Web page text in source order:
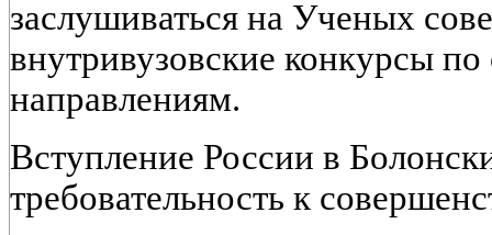
заслушиваться на Ученых
внутривузовские конкурсы
направлениям.
Вступление России в
требовательность к